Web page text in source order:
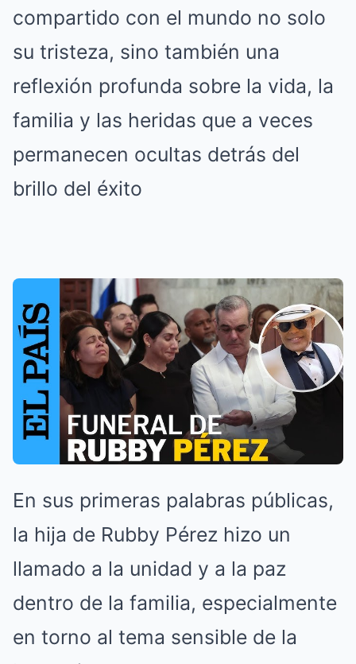
compartido con el mundo no solo
su tristeza, sino también una
reflexión profunda sobre la vida, la
familia y las heridas que a veces
permanecen ocultas detrás del
brillo del éxito
En sus primeras palabras públicas,
la hija de Rubby Pérez hizo un
llamado a la unidad y a la paz
dentro de la familia, especialmente
en torno al tema sensible de la